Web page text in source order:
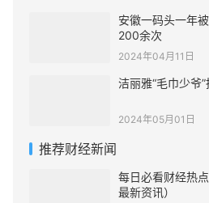
安徽一码头一年
200余次
2024年04月11日
洁丽雅“毛巾少爷
2024年05月01日
推荐财经新闻
每日必看财经热
最新资讯）